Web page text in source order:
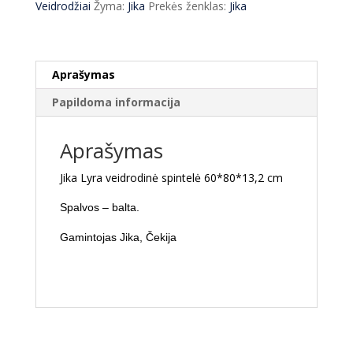
Veidrodžiai Žyma: Jika Prekės ženklas: Jika
Aprašymas
Papildoma informacija
Aprašymas
Jika Lyra veidrodinė spintelė 60*80*13,2 cm
Spalvos – balta.
Gamintojas Jika, Čekija